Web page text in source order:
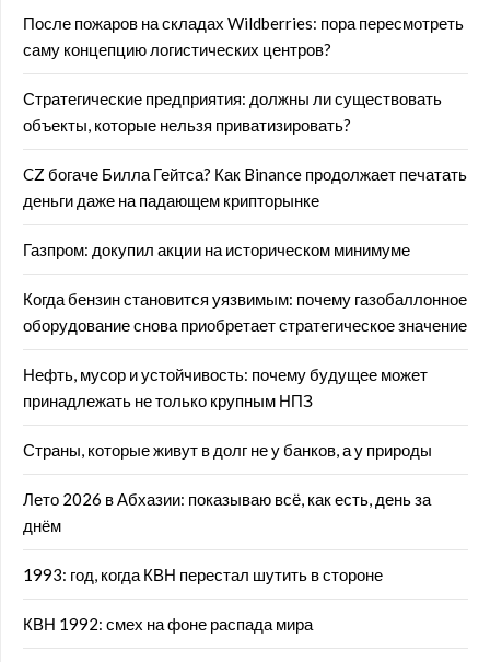
После пожаров на складах Wildberries: пора пересмотреть
саму концепцию логистических центров?
Стратегические предприятия: должны ли существовать
объекты, которые нельзя приватизировать?
CZ богаче Билла Гейтса? Как Binance продолжает печатать
деньги даже на падающем крипторынке
Газпром: докупил акции на историческом минимуме
Когда бензин становится уязвимым: почему газобаллонное
оборудование снова приобретает стратегическое значение
Нефть, мусор и устойчивость: почему будущее может
принадлежать не только крупным НПЗ
Страны, которые живут в долг не у банков, а у природы
Лето 2026 в Абхазии: показываю всё, как есть, день за
днём
1993: год, когда КВН перестал шутить в стороне
КВН 1992: смех на фоне распада мира